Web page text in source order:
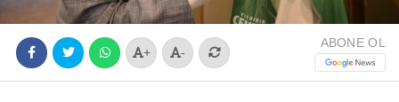
+ -
ABONE OL